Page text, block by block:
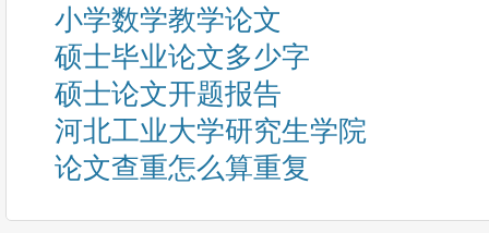
小学数学教学论文
硕士毕业论文多少字
硕士论文开题报告
河北工业大学研究生学院
论文查重怎么算重复